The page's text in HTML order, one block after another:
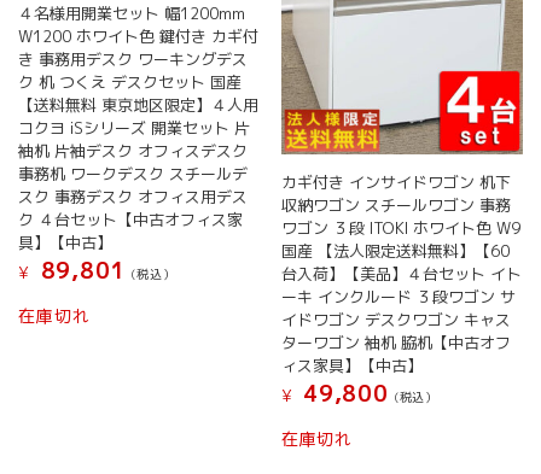
４名様用開業セット 幅1200mm
W1200 ホワイト色 鍵付き カギ付
き 事務用デスク ワーキングデス
ク 机 つくえ デスクセット 国産
【送料無料 東京地区限定】４人用
コクヨ iSシリーズ 開業セット 片
袖机 片袖デスク オフィスデスク
事務机 ワークデスク スチールデ
スク 事務デスク オフィス用デス
ク ４台セット【中古オフィス家
具】【中古】
¥
89,801 (税込）
在庫切れ
カギ付き インサイドワゴン 机下
収納ワゴン スチールワゴン 事務
ワゴン ３段 ITOKI ホワイト色 W9
国産 【法人限定送料無料】【60
台入荷】【美品】４台セット イト
ーキ インクルード ３段ワゴン サ
イドワゴン デスクワゴン キャス
ターワゴン 袖机 脇机【中古オフ
ィス家具】【中古】
¥
49,800 (税込）
在庫切れ